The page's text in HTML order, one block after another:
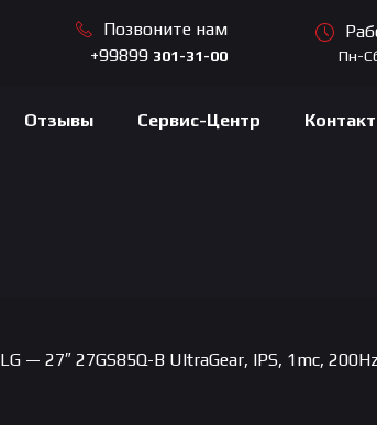
Позвоните нам
+99899 301-31-00 Пн-
Отзывы Сервис-Центр
LG — 27″ 27GS85Q-B UltraGear, IPS, 1mc,